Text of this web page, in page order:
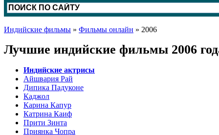
Индийские фильмы » Фильмы онлайн » 2006
Лучшие индийские фильмы 2006
Индийские актрисы
Айшвария Рай
Дипика Падуконе
Каджол
Карина Капур
Катрина Каиф
Прити Зинта
Приянка Чопра